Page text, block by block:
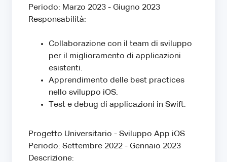
Periodo: Marzo 2023 - Giugno 2023
Responsabilità:
Collaborazione con il team di sviluppo
per il miglioramento di applicazioni
esistenti.
Apprendimento delle best practices
nello sviluppo iOS.
Test e debug di applicazioni in Swift.
Progetto Universitario - Sviluppo App iOS
Periodo: Settembre 2022 - Gennaio 2023
Descrizione: